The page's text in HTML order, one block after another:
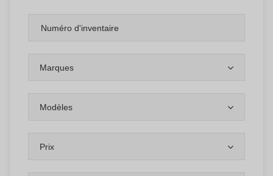
Marques
Modèles
Prix